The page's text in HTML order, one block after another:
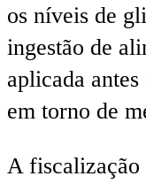
os níveis de
ingestão de
aplicada
em torno de
A